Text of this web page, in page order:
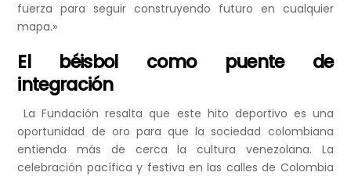
fuerza para seguir construyendo futuro en cualquier
mapa.»
El béisbol como puente de
integración
La Fundación resalta que este hito deportivo es una
oportunidad de oro para que la sociedad colombiana
entienda más de cerca la cultura venezolana. La
celebración pacífica y festiva en las calles de Colombia